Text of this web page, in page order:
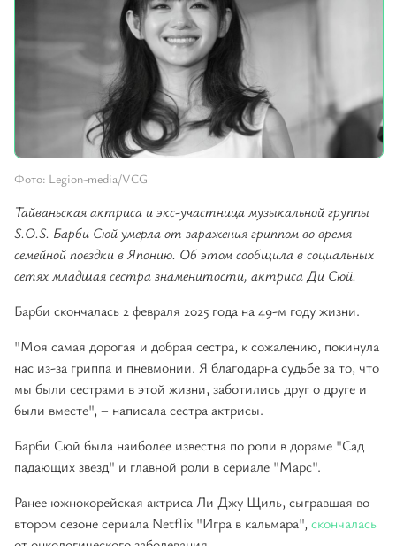
Фото: Legion-media/VCG
Тайваньская актриса и экс-участница музыкальной группы
S.O.S. Барби Сюй умерла от заражения гриппом во время
семейной поездки в Японию. Об этом сообщила в социальных
сетях младшая сестра знаменитости, актриса Ди Сюй.
Барби скончалась 2 февраля 2025 года на 49-м году жизни.
"Моя самая дорогая и добрая сестра, к сожалению, покинула
нас из-за гриппа и пневмонии. Я благодарна судьбе за то, что
мы были сестрами в этой жизни, заботились друг о друге и
были вместе", – написала сестра актрисы.
Барби Сюй была наиболее известна по роли в дораме "Сад
падающих звезд" и главной роли в сериале "Марс".
Ранее южнокорейская актриса Ли Джу Щиль, сыгравшая во
втором сезоне сериала Netflix "Игра в кальмара", скончалась